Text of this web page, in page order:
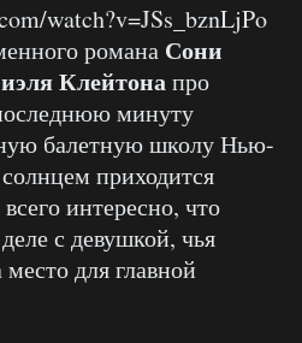
watch?v=JSs_bznLjPo
романа Сони
Клейтонапро
минуту
балетную школу Нью-
приходится
интересно, что
с девушкой, чья
для главной